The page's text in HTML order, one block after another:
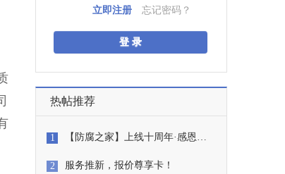
立即注册 忘记密码？
热帖推荐
1 【防腐之家】上线十周年·感恩…
2 服务推新，报价尊享卡！